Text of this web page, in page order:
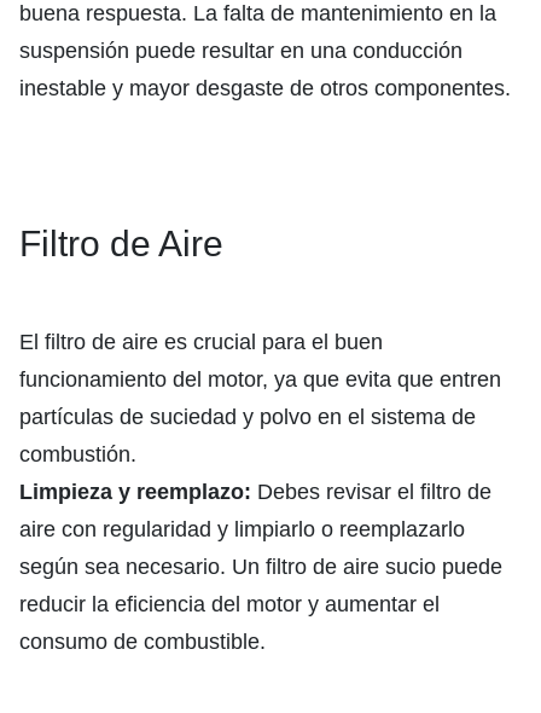
buena respuesta. La falta de mantenimiento en la
suspensión puede resultar en una conducción
inestable y mayor desgaste de otros componentes.
Filtro de Aire
El filtro de aire es crucial para el buen
funcionamiento del motor, ya que evita que entren
partículas de suciedad y polvo en el sistema de
combustión.
Limpieza y reemplazo: Debes revisar el filtro de
aire con regularidad y limpiarlo o reemplazarlo
según sea necesario. Un filtro de aire sucio puede
reducir la eficiencia del motor y aumentar el
consumo de combustible.